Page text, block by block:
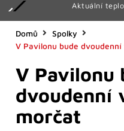
Aktuální
Domů
Spolky
V Pavilonu bude
V Pavilonu
dvoudenní
morčat